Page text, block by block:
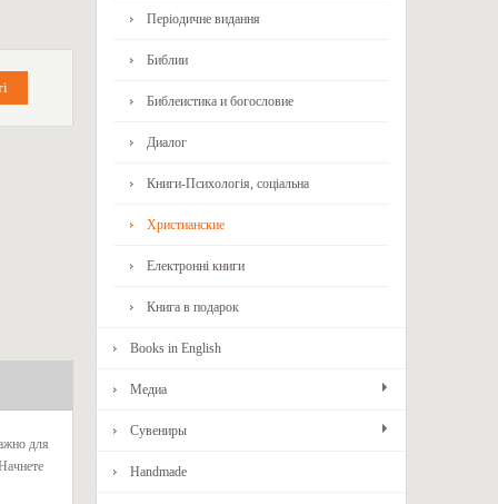
для
Періодичне видання
Библии
Библеистика и богословие
Диалог
Книги-Психологія, соціальна
Христианские
Електронні книги
Книга в подарок
Books in English
Медиа
Сувениры
Handmade